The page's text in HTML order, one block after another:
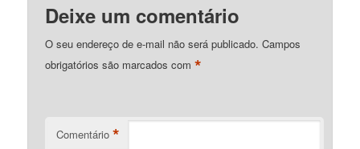
Deixe um comentário
O seu endereço de e-mail não será publicado. Campos
obrigatórios são marcados com*
Comentário *